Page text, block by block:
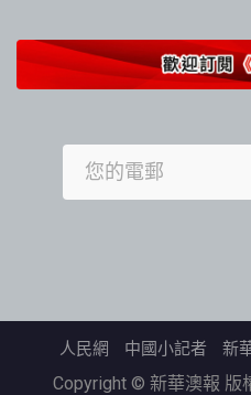
人民網 中國小記者 新
Copyright © 新華澳報 版